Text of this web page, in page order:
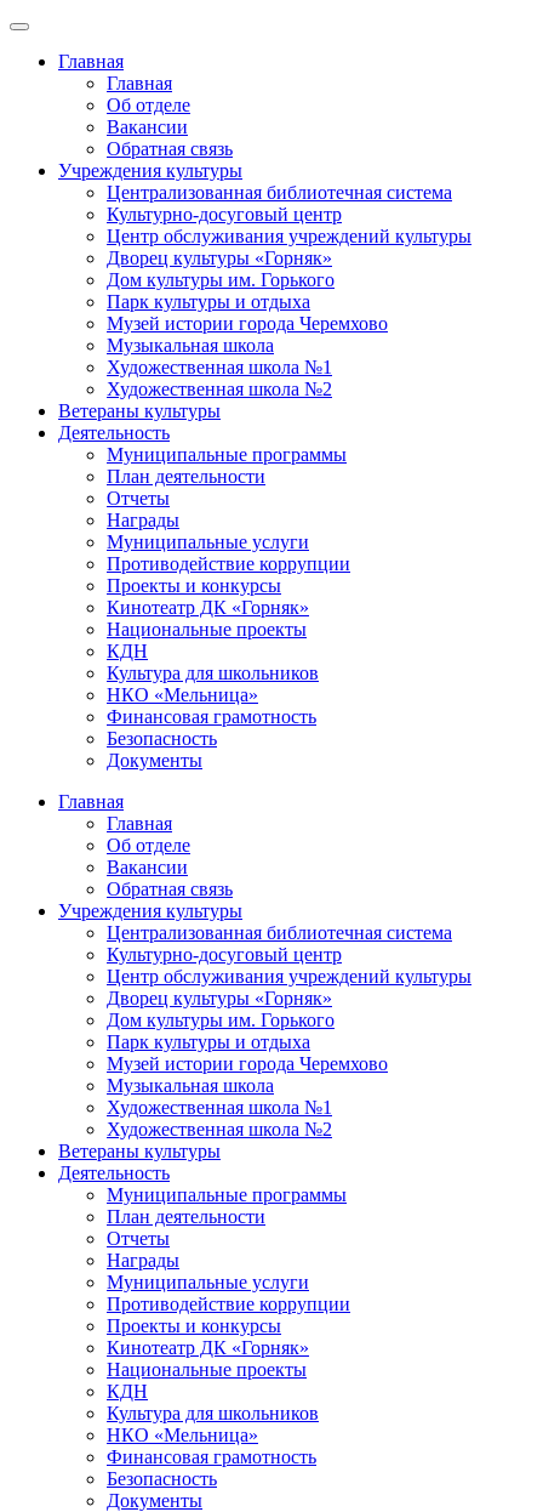
Главная
Главная
Об отделе
Вакансии
Обратная связь
Учреждения культуры
Централизованная библиотечная система
Культурно-досуговый центр
Центр обслуживания учреждений культуры
Дворец культуры «Горняк»
Дом культуры им. Горького
Парк культуры и отдыха
Музей истории города Черемхово
Музыкальная школа
Художественная школа №1
Художественная школа №2
Ветераны культуры
Деятельность
Муниципальные программы
План деятельности
Отчеты
Награды
Муниципальные услуги
Противодействие коррупции
Проекты и конкурсы
Кинотеатр ДК «Горняк»
Национальные проекты
КДН
Культура для школьников
НКО «Мельница»
Финансовая грамотность
Безопасность
Документы
Главная
Главная
Об отделе
Вакансии
Обратная связь
Учреждения культуры
Централизованная библиотечная система
Культурно-досуговый центр
Центр обслуживания учреждений культуры
Дворец культуры «Горняк»
Дом культуры им. Горького
Парк культуры и отдыха
Музей истории города Черемхово
Музыкальная школа
Художественная школа №1
Художественная школа №2
Ветераны культуры
Деятельность
Муниципальные программы
План деятельности
Отчеты
Награды
Муниципальные услуги
Противодействие коррупции
Проекты и конкурсы
Кинотеатр ДК «Горняк»
Национальные проекты
КДН
Культура для школьников
НКО «Мельница»
Финансовая грамотность
Безопасность
Документы